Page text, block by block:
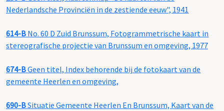
Nederlandsche Provinciën in de zestiende eeuw", 1941
614-B No. 60 D Zuid Brunssum, Fotogrammetrische kaart in
stereografische projectie van Brunssum en omgeving, 1977
674-BGeen titel, Index behorende bij de fotokaart van de
gemeente Heerlen en omgeving,
690-BSituatie Gemeente Heerlen En Brunssum, Kaart van de